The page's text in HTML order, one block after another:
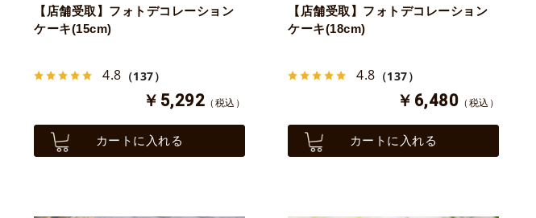
【店舗受取】フォトデコレーション
ケーキ(15cm)
4.8 （137）
￥5,292 （税込）
カートに入れる
【店舗受取】フォトデコレーション
ケーキ(18cm)
4.8 （137）
￥6,480 （税込）
カートに入れる